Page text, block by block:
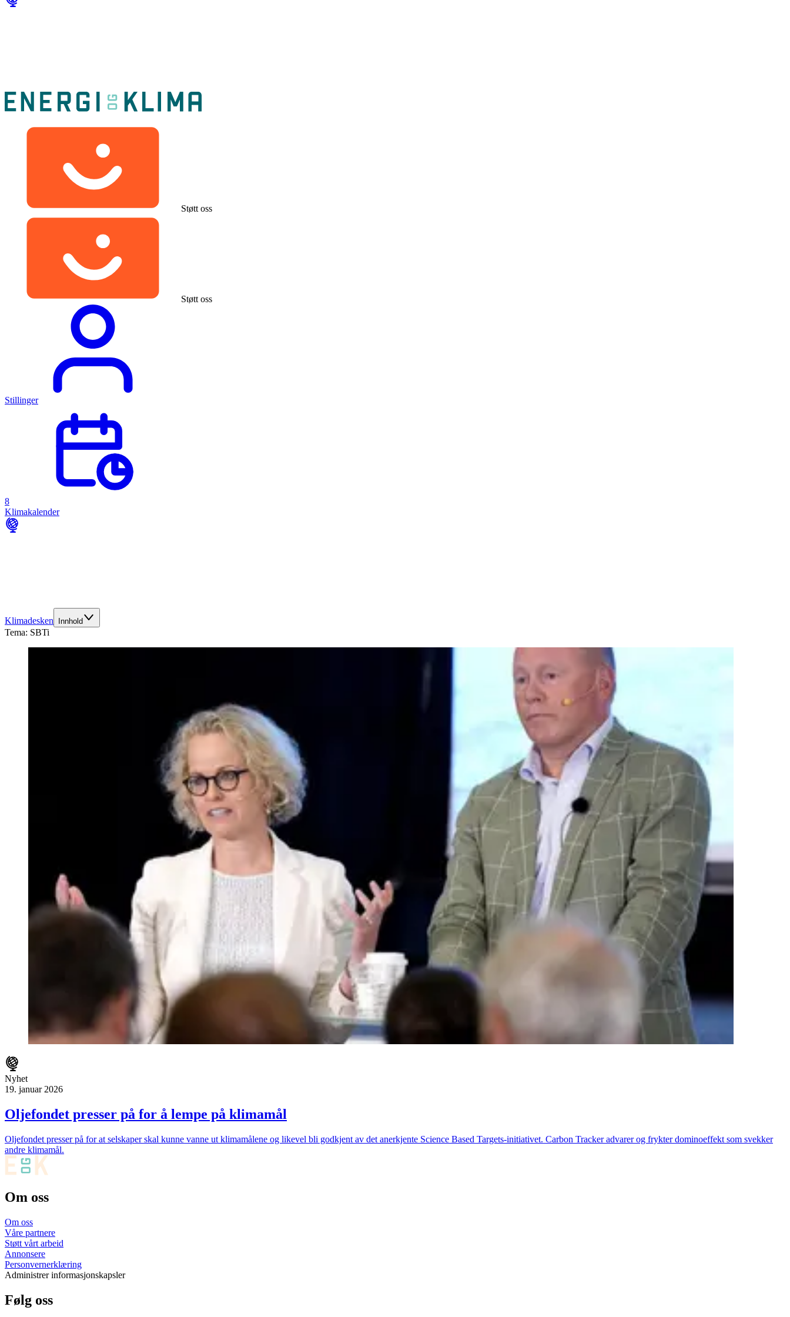
Støtt oss
Støtt oss
Stillinger
8
Klimakalender
Klimadesken Innhold
Tema: SBTi
Nyhet
19. januar 2026
Oljefondet presser på for å lempe på klimamål
Oljefondet presser på for at selskaper skal kunne vanne ut klimamålene og likevel bli godkjent av det anerkjente Science Based Targets-initiativet. Carbon Tracker advarer og frykter dominoeffekt som svekker
andre klimamål.
Om oss
Om oss
Våre partnere
Støtt vårt arbeid
Annonsere
Personvernerklæring
Administrer informasjonskapsler
Følg oss